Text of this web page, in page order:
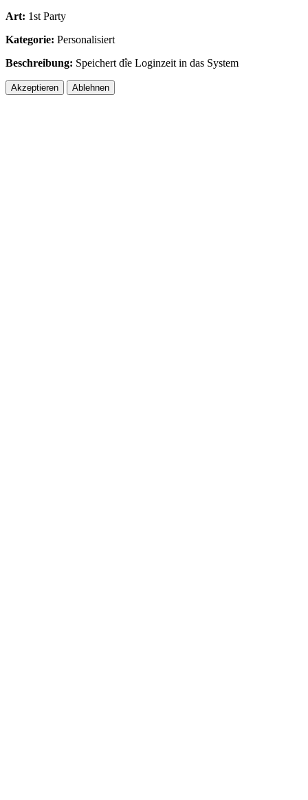
Art: 1st Party
Kategorie: Personalisiert
Beschreibung: Speichert dîe Loginzeit in das System
Akzeptieren Ablehnen